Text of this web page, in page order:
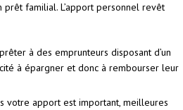
prêt familial. L’apport personnel revêt
à des emprunteurs disposant d’un
à épargner et donc à rembourser leur
votre apport est important, meilleures